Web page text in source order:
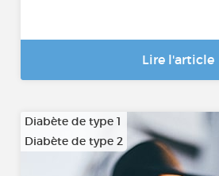
Lire l'article
Diabète de type 1
Diabète de type 2